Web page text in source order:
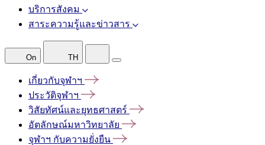
บริการสังคม
สาระความรู้และข่าวสาร
On TH
เกี่ยวกับจุฬาฯ
ประวัติจุฬาฯ
วิสัยทัศน์และยุทธศาสตร์
อัตลักษณ์มหาวิทยาลัย
จุฬาฯ กับความยั่งยืน